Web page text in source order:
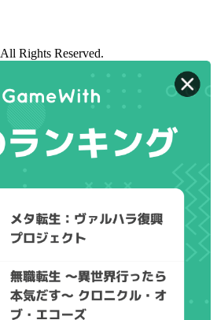
All Rights Reserved.